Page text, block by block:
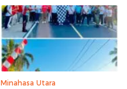
Minahasa Utara